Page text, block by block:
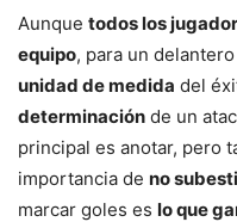
Aunque todos los
equipo, para un
unidad de medida del
determinación de un
principal es anotar, pero
importancia de no
marcar goles es lo que